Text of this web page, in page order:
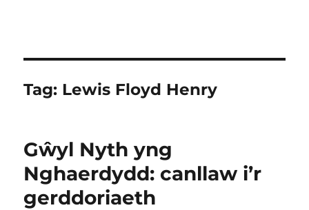
Tag: Lewis Floyd Henry
Gŵyl Nyth yng
Nghaerdydd: canllaw i’r
gerddoriaeth